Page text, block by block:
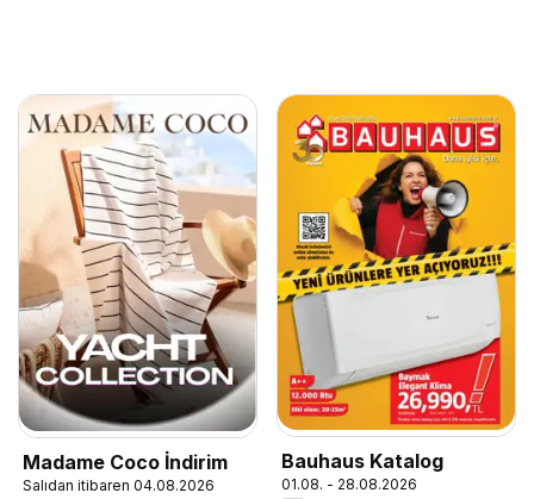
Madame Coco İndirim
Salıdan itibaren 04.08.2026
Bauhaus Katalog
01.08. - 28.08.2026